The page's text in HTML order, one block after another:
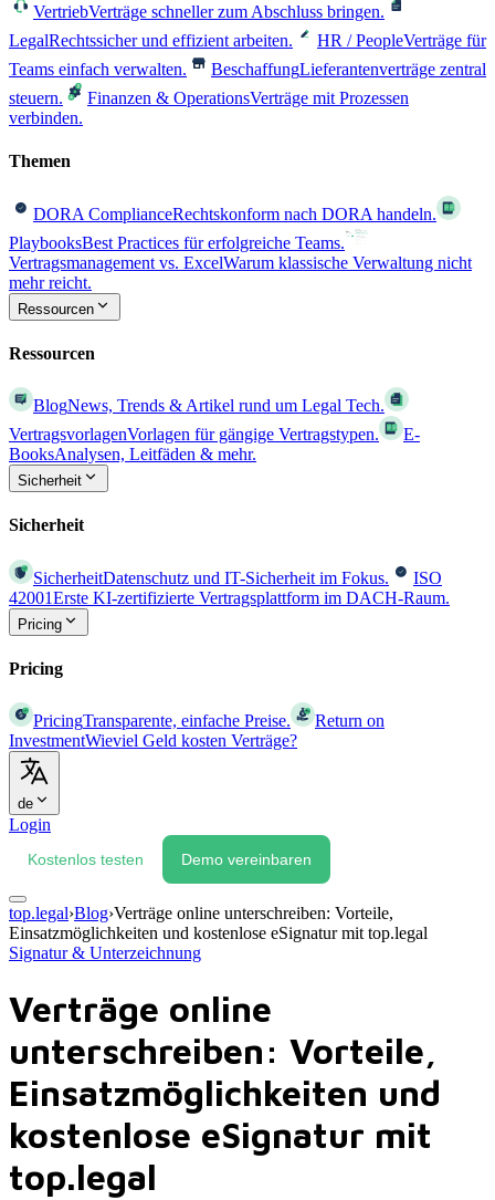
VertriebVerträge schneller zum Abschluss bringen.
LegalRechtssicher und effizient arbeiten. HR / PeopleVerträge für
Teams einfach verwalten.
BeschaffungLieferantenverträge zentral
steuern.
Finanzen & OperationsVerträge mit Prozessen
verbinden.
Themen
DORA ComplianceRechtskonform nach DORA handeln.
PlaybooksBest Practices für erfolgreiche Teams.
Vertragsmanagement vs. ExcelWarum klassische Verwaltung nicht
mehr reicht.
Ressourcen
Ressourcen
BlogNews, Trends & Artikel rund um Legal Tech.
VertragsvorlagenVorlagen für gängige Vertragstypen.
E-
BooksAnalysen, Leitfäden & mehr.
Sicherheit
Sicherheit
SicherheitDatenschutz und IT-Sicherheit im Fokus.
ISO
42001Erste KI-zertifizierte Vertragsplattform im DACH-Raum.
Pricing
Pricing
PricingTransparente, einfache Preise.
Return on
InvestmentWieviel Geld kosten Verträge?
de
Login
Kostenlos testen Demo vereinbaren
top.legal›Blog›Verträge online unterschreiben: Vorteile,
Einsatzmöglichkeiten und kostenlose eSignatur mit top.legal
Signatur & Unterzeichnung
Verträge online
unterschreiben: Vorteile,
Einsatzmöglichkeiten und
kostenlose eSignatur mit
top.legal